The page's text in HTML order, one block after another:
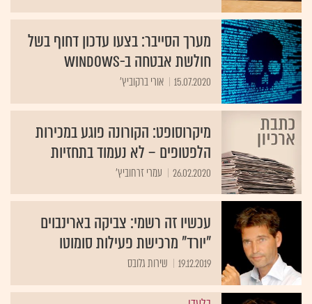
מערך הסייבר: בצעו עדכון דחוף בשל
חולשת אבטחה ב-Windows
15.07.2020 אורי ברקוביץ'
מיקרוסופט: הקורונה פוגע במכירות
הלפטופים – לא נעמוד בתחזיות
26.02.2020 עמרי זרחוביץ'
עכשיו זה רשמי: צביקה בארינבוים
"יורד" מרכישת פעילות סומוטו
19.12.2019 שירות גלובס